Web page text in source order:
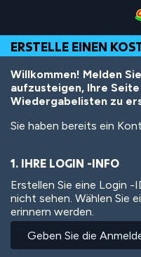
Top
of
Page
Navigation
Main
Content
Footer
Inhalt
ERSTELLE EINEN
Willkommen! Melden
aufzusteigen, Ihre Seite
Wiedergabelisten zu
Sie haben bereits ein
1. IHRE LOGIN -INFO
Erstellen Sie eine Login -
nicht sehen. Wählen Sie
erinnern werden.